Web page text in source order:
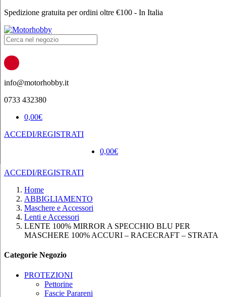
Spedizione gratuita per ordini oltre €100 - In Italia
Products
search
info@motorhobby.it
0733 432380
0,00€
ACCEDI/REGISTRATI
0,00€
ACCEDI/REGISTRATI
Home
ABBIGLIAMENTO
Maschere e Accessori
Lenti e Accessori
LENTE 100% MIRROR A SPECCHIO BLU PER
MASCHERE 100% ACCURI – RACECRAFT – STRATA
Categorie Negozio
PROTEZIONI
Pettorine
Fascie Parareni